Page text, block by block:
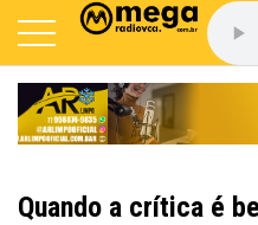
Quando a crítica é